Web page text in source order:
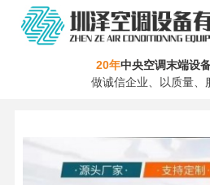
20年中央空调末端设
做诚信企业、以质量、